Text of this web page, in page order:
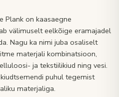
Plank on kaasaegne
välimuselt eelkõige eramajadel
Nagu ka nimi juba osaliselt
materjali kombinatsioon,
ja tekstiilikiud ning vesi.
puhul tegemist
materjaliga.